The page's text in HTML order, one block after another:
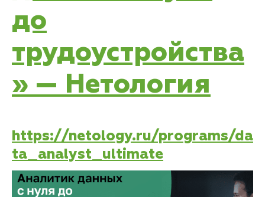
до
трудоустройства
» — Нетология
https://netology.ru/programs/da
ta_analyst_ultimate